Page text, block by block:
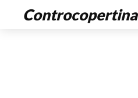
Controcopertina